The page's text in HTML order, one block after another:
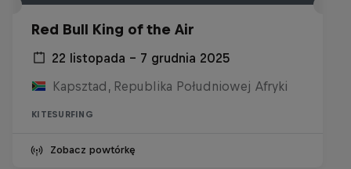
Red Bull King of the Air
22 listopada – 7 grudnia 2025
Kapsztad, Republika Południowej Afryki
KITESURFING
Zobacz powtórkę